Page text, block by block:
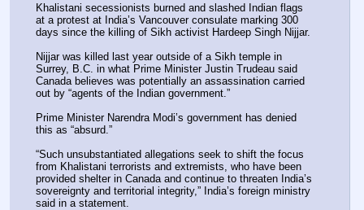
Khalistani secessionists burned and slashed Indian flags
at a protest at India’s Vancouver consulate marking 300
days since the killing of Sikh activist Hardeep Singh Nijjar.
Nijjar was killed last year outside of a Sikh temple in
Surrey, B.C. in what Prime Minister Justin Trudeau said
Canada believes was potentially an assassination carried
out by “agents of the Indian government.”
Prime Minister Narendra Modi’s government has denied
this as “absurd.”
“Such unsubstantiated allegations seek to shift the focus
from Khalistani terrorists and extremists, who have been
provided shelter in Canada and continue to threaten India’s
sovereignty and territorial integrity,” India’s foreign ministry
said in a statement.